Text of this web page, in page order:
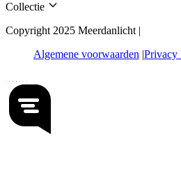
Collectie
Copyright 2025 Meerdanlicht |
Algemene voorwaarden Privacy